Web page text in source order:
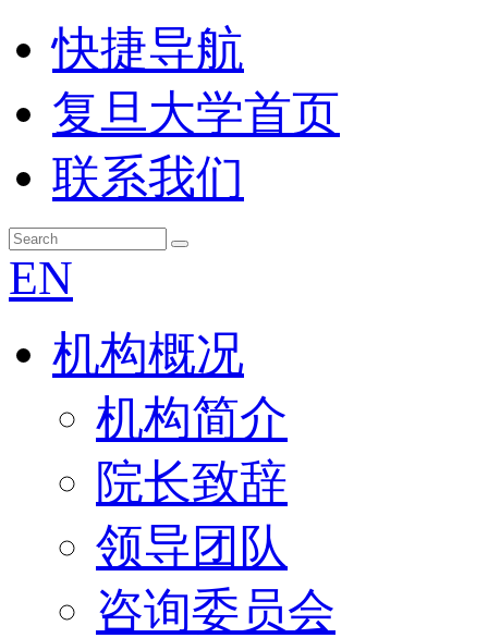
快捷导航
复旦大学首页
联系我们
EN
机构概况
机构简介
院长致辞
领导团队
咨询委员会